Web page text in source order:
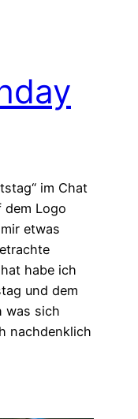
im Chat
dem Logo
etwas
habe ich
und dem
was sich
nachdenklich